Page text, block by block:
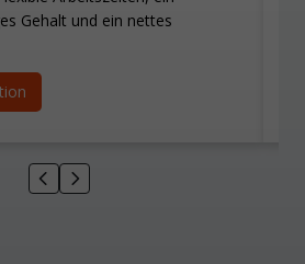
Gehalt und ein nettes